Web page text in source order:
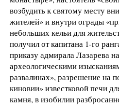
возбудить к святому месту
жителей» и внутри ограды
небольших кельи для
получил от капитана 1-го
приказу адмирала Лазарева
археологическими
развалинах», разрешение на
киновии» известковой печи
камня, в изобилии